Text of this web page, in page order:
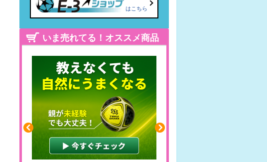
はこちら
いま売れてる！オススメ商品